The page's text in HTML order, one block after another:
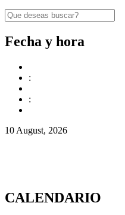
Fecha y hora
:
:
10 August, 2026
CALENDARIO